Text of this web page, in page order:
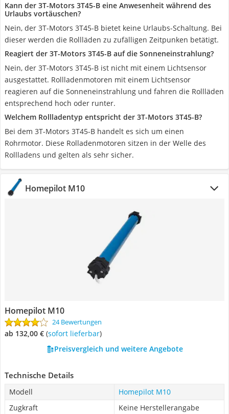
Kann der 3T-Motors 3T45-B eine Anwesenheit während des
Urlaubs vortäuschen?
Nein, der 3T-Motors 3T45-B bietet keine Urlaubs-Schaltung. Bei
dieser werden die Rollläden zu zufälligen Zeitpunken betätigt.
Reagiert der 3T-Motors 3T45-B auf die Sonneneinstrahlung?
Nein, der 3T-Motors 3T45-B ist nicht mit einem Lichtsensor
ausgestattet. Rollladenmotoren mit einem Lichtsensor
reagieren auf die Sonneneinstrahlung und fahren die Rollläden
entsprechend hoch oder runter.
Welchem Rollladentyp entspricht der 3T-Motors 3T45-B?
Bei dem 3T-Motors 3T45-B handelt es sich um einen
Rohrmotor. Diese Rolladenmotoren sitzen in der Welle des
Rollladens und gelten als sehr sicher.
Homepilot M10
Homepilot M10
24 Bewertungen
ab 132,00 € ( Sofort lieferbar)
Preisvergleich und weitere Angebote
Technische Details
Modell
Homepilot M10
Zugkraft
Keine Herstellerangabe